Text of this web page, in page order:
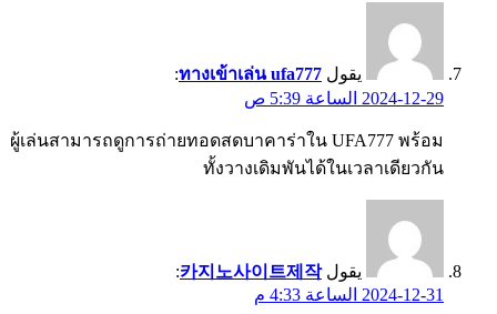
يقول ทางเข้าเล่น ufa777
:
2024-12-29 الساعة 5:39 ص
ผู้เล่นสามารถดูการถ่ายทอดสดบาคาร่าใน UFA777 พร้อม
ทั้งวางเดิมพันได้ในเวลาเดียวกัน
يقول 카지노사이트제작
:
2024-12-31 الساعة 4:33 م